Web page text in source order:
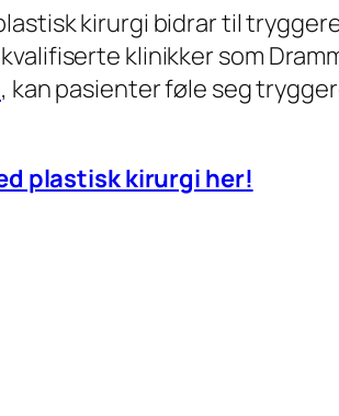
kirurgi bidrar til
klinikker som
, kan pasienter føle seg
plastisk kirurgi her!